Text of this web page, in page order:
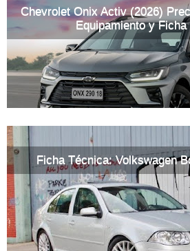
Chevrolet Onix Activ (2026)
Equipamiento y Ficha
Ficha Técnica: Volkswagen